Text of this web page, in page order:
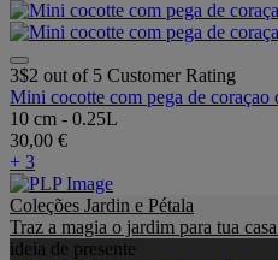
3$2 out of 5 Customer Rating
Mini cocotte com pega de coraçao
10 cm - 0.25L
30,00 €
+ 3
Coleções Jardin e Pétala
Traz a magia o jardim para tua
ideia de presente